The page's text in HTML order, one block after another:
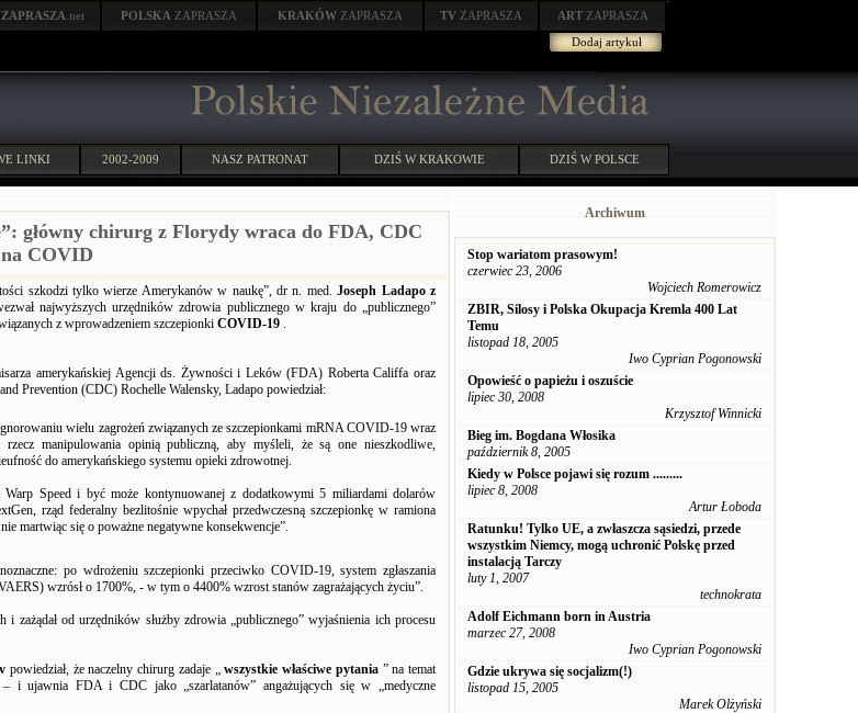
ZAPRASZA .net POLSKA ZAPRASZA KRAKÓW ZAPRASZA TV ZAPRASZA ART ZAPRASZA
Dodaj artykuł
LINKI 2002-2009 NASZ PATRONAT DZIŚ W KRAKOWIE DZIŚ W POLSCE
główny chirurg z Florydy wraca do FDA, CDC
COVID
szkodzi tylko wierze Amerykanów w naukę”, dr n. med.Joseph Ladapo z
najwyższych urzędników zdrowia publicznego w kraju do „publicznego”
z wprowadzeniem szczepionki COVID-19 .
amerykańskiej Agencji ds. Żywności i Leków (FDA) Roberta Califfa oraz
Prevention (CDC) Rochelle Walensky, Ladapo powiedział:
wielu zagrożeń związanych ze szczepionkami mRNA COVID-19 wraz
manipulowania opinią publiczną, aby myśleli, że są one nieszkodliwe,
do amerykańskiego systemu opieki zdrowotnej.
Warp Speed ​​i być może kontynuowanej z dodatkowymi 5 miliardami dolarów
rząd federalny bezlitośnie wpychał przedwczesną szczepionkę w ramiona
martwiąc się o poważne negatywne konsekwencje”.
po wdrożeniu szczepionki przeciwko COVID-19, system zgłaszania
wzrósł o 1700%, - w tym o 4400% wzrost stanów zagrażających życiu”.
i zażądał od urzędników służby zdrowia „publicznego” wyjaśnienia ich procesu
powiedział, że naczelny chirurg zadaje „wszystkie właściwe pytania” na temat
i ujawnia FDA i CDC jako „szarlatanów” angażujących się w „medyczne
Archiwum
Stop wariatom prasowym!
czerwiec 23, 2006
Wojciech Romerowicz
ZBIR, Silosy i Polska Okupacja Kremla 400 Lat
Temu
listopad 18, 2005
Iwo Cyprian Pogonowski
Opowieść o papieżu i oszuście
lipiec 30, 2008
Krzysztof Winnicki
Bieg im. Bogdana Włosika
październik 8, 2005
Kiedy w Polsce pojawi się rozum .........
lipiec 8, 2008
Artur Łoboda
Ratunku! Tylko UE, a zwłaszcza sąsiedzi, przede
wszystkim Niemcy, mogą uchronić Polskę przed
instalacją Tarczy
luty 1, 2007
technokrata
Adolf Eichmann born in Austria
marzec 27, 2008
Iwo Cyprian Pogonowski
Gdzie ukrywa się socjalizm(!)
listopad 15, 2005
Marek Olżyński